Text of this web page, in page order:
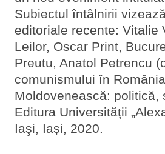
Subiectul întâlnirii
editoriale recente: Vitalie
Leilor, Oscar Print,
Preutu, Anatol Petrencu
comunismului în
Moldovenească: politică,
Editura Universităţii
Iaşi, Iași, 2020.